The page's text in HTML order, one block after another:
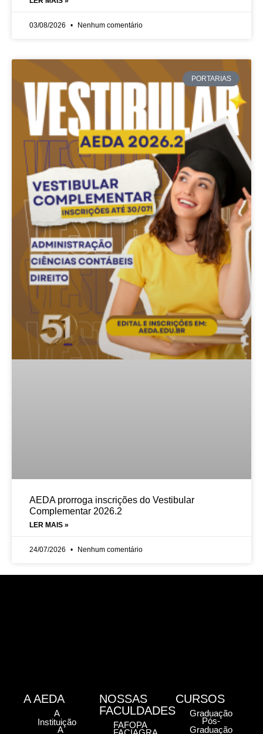
03/08/2026 Nenhum comentário
PORTARIAS
AEDA prorroga inscrições do Vestibular
Complementar 2026.2
LER MAIS »
24/07/2026 Nenhum comentário
A AEDA
A
Instituição
A
NOSSAS
FACULDADES
FAFOPA
CURSOS
Graduação
Pós-
Graduação